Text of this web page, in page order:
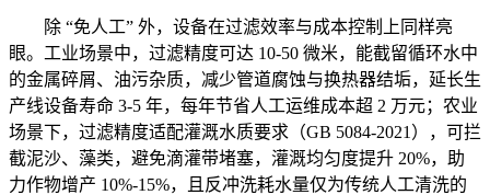
除 “免人工” 外，设备在过滤效率与成本控制上同样亮
眼。工业场景中，过滤精度可达 10-50 微米，能截留循环水中
的金属碎屑、油污杂质，减少管道腐蚀与换热器结垢，延长生
产线设备寿命 3-5 年，每年节省人工运维成本超 2 万元；农业
场景下，过滤精度适配灌溉水质要求（GB 5084-2021），可拦
截泥沙、藻类，避免滴灌带堵塞，灌溉均匀度提升 20%，助
力作物增产 10%-15%，且反冲洗耗水量仅为传统人工清洗的